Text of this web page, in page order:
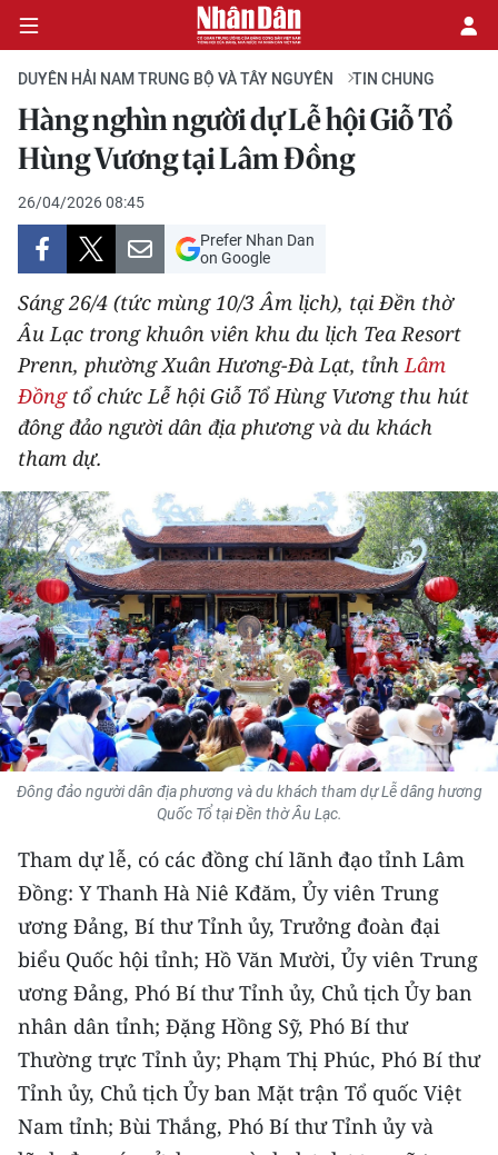
CHÍNH TRỊ
KINH TẾ
VĂN HÓA
XÃ HỘI
PHÁP LUẬT
DU LỊCH
THẾ GIỚI
THỂ THAO
GIÁO DỤC
Y TẾ
KHOA HỌC - CÔNG NGHỆ
MÔI TRƯỜNG
BẠN ĐỌC
KIỂM CHỨNG THÔNG TIN
TRI THỨC CHUYÊN SÂU
54 DÂN TỘC VIỆT NAM
CHƯƠNG TRÌNH OCOP - MỖI XÃ
MỘT SẢN PHẨM
RADIO
DUYÊN HẢI NAM TRUNG BỘ VÀ TÂY NGUYÊN TIN CHUNG
Hàng nghìn người dự Lễ hội Giỗ Tổ
Hùng Vương tại Lâm Đồng
26/04/2026 08:45
Prefer Nhan Dan
on Google
Sáng 26/4 (tức mùng 10/3 Âm lịch), tại Đền thờ
Âu Lạc trong khuôn viên khu du lịch Tea Resort
Prenn, phường Xuân Hương-Đà Lạt, tỉnhLâm
Đồngtổ chức Lễ hội Giỗ Tổ Hùng Vương thu hút
đông đảo người dân địa phương và du khách
tham dự.
Đông đảo người dân địa phương và du khách tham dự Lễ dâng hương
Quốc Tổ tại Đền thờ Âu Lạc.
Tham dự lễ, có các đồng chí lãnh đạo tỉnh Lâm
Đồng: Y Thanh Hà Niê Kđăm, Ủy viên Trung
ương Đảng, Bí thư Tỉnh ủy, Trưởng đoàn đại
biểu Quốc hội tỉnh; Hồ Văn Mười, Ủy viên Trung
ương Đảng, Phó Bí thư Tỉnh ủy, Chủ tịch Ủy ban
nhân dân tỉnh; Đặng Hồng Sỹ, Phó Bí thư
Thường trực Tỉnh ủy; Phạm Thị Phúc, Phó Bí thư
Tỉnh ủy, Chủ tịch Ủy ban Mặt trận Tổ quốc Việt
Nam tỉnh; Bùi Thắng, Phó Bí thư Tỉnh ủy và